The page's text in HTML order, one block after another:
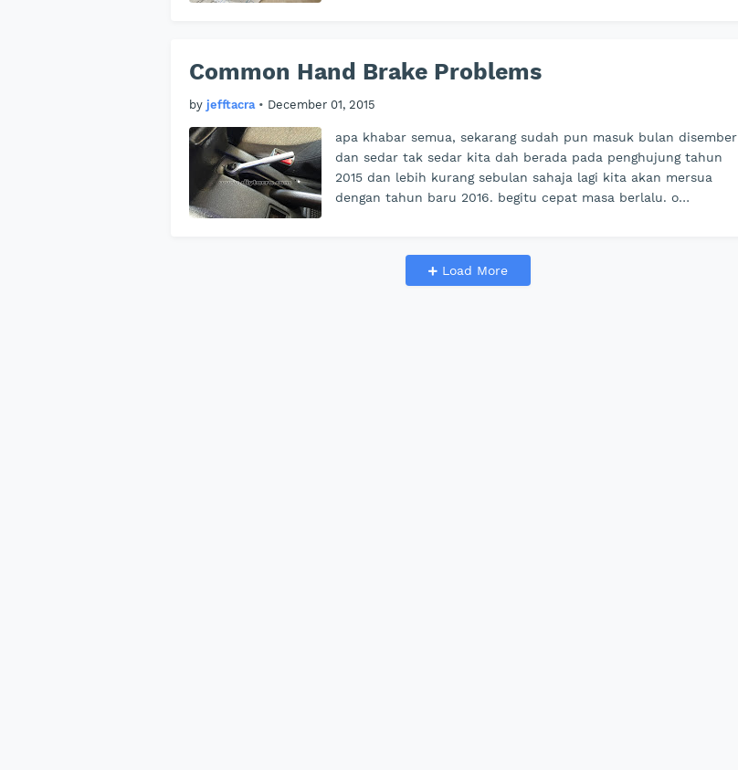
Common Hand Brake Problems
by jefftacra • December 01, 2015
apa khabar semua, sekarang sudah pun masuk bulan disember
dan sedar tak sedar kita dah berada pada penghujung tahun
2015 dan lebih kurang sebulan sahaja lagi kita akan mersua
dengan tahun baru 2016. begitu cepat masa berlalu. o…
Load More